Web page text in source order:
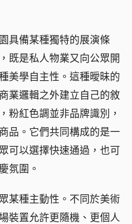
具備某種獨特的展演條
既是私人物業又向公眾開
美學自主性。這種曖昧的
業邏輯之外建立自己的敘
粉紅色調並非品牌識別，
品。它們共同構成的是一
可以選擇快速通過，也可
氛圍。
某種主動性。不同於美術
裝置允許更隨機、更個人